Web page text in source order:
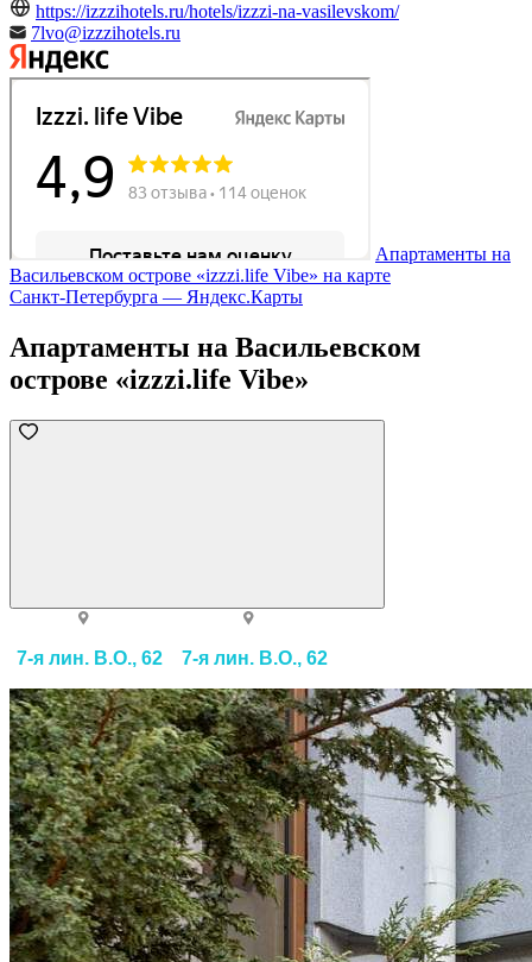
https://izzzihotels.ru/hotels/izzzi-na-vasilevskom/
7lvo@izzzihotels.ru
Апартаменты на
Васильевском острове «izzzi.life Vibe» на карте
Санкт‑Петербурга — Яндекс.Карты
Апартаменты на Васильевском
острове «izzzi.life Vibe»
7-я лин. В.О., 62 7-я лин. В.О., 62